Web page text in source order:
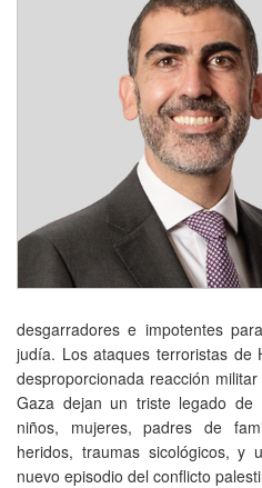
desgarradores e impotentes
judía. Los ataques terroristas
desproporcionada reacción
Gaza dejan un triste legado
niños, mujeres, padres de
heridos, traumas sicológicos, y
nuevo episodio del conflicto